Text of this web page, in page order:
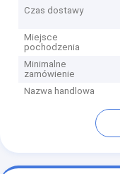
Czas dostawy
Miejsce
pochodzenia
Minimalne
zamówienie
Nazwa handlowa